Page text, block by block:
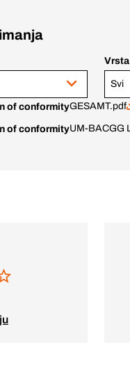
Vrsta
Svi
of conformityGESAMT.pdf
of conformityUM-BACGG